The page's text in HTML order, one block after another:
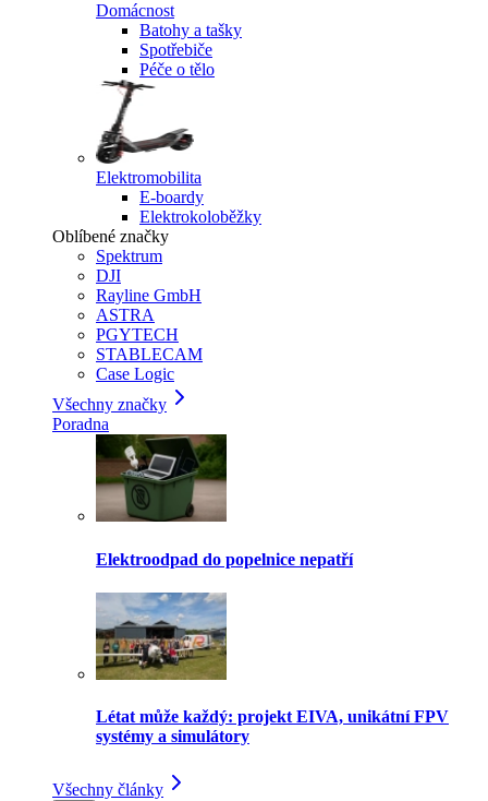
Domácnost
Batohy a tašky
Spotřebiče
Péče o tělo
Elektromobilita
E-boardy
Elektrokoloběžky
Oblíbené značky
Spektrum
DJI
Rayline GmbH
ASTRA
PGYTECH
STABLECAM
Case Logic
Všechny značky
Poradna
Elektroodpad do popelnice nepatří
Létat může každý: projekt EIVA, unikátní FPV
systémy a simulátory
Všechny články